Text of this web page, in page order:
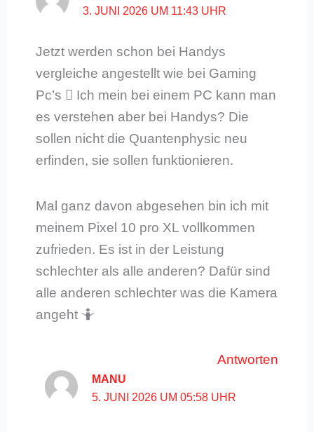
3. JUNI 2026 UM 11:43 UHR
Jetzt werden schon bei Handys
vergleiche angestellt wie bei Gaming
Pc’s 🫪 Ich mein bei einem PC kann man
es verstehen aber bei Handys? Die
sollen nicht die Quantenphysic neu
erfinden, sie sollen funktionieren.
Mal ganz davon abgesehen bin ich mit
meinem Pixel 10 pro XL vollkommen
zufrieden. Es ist in der Leistung
schlechter als alle anderen? Dafür sind
alle anderen schlechter was die Kamera
angeht 🤷
Antworten
MANU
5. JUNI 2026 UM 05:58 UHR